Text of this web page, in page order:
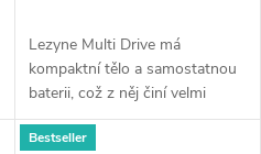
Lezyne Multi Drive má
kompaktní tělo a samostatnou
baterii, což z něj činí velmi
všestranné světlo, které lze
použít...
Bestseller